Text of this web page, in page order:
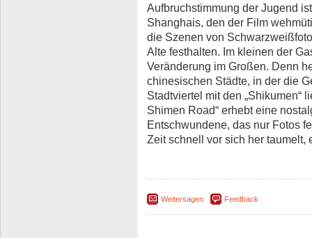
Aufbruchstimmung der Jugend
Shanghais, den der Film
die Szenen von
Alte festhalten. Im kleinen der
Veränderung im Großen. Denn
chinesischen Städte, in der die
Stadtviertel mit den „Shikumen“
Shimen Road“ erhebt eine
Entschwundene, das nur Fotos
Zeit schnell vor sich her taumelt,
Weitersagen Feedback